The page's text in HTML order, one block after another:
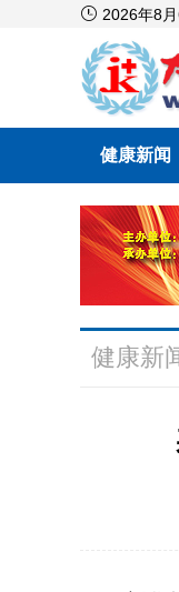
 2026年8
健康新闻
健康新